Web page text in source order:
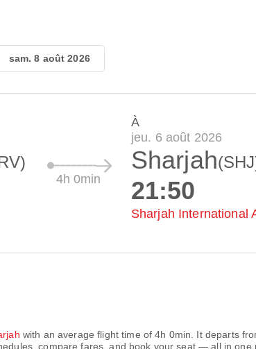
sam. 8 août 2026
4h 0min
À
jeu. 6 août 2026
Sharjah
21:50
Sharjah International
with an average flight time of4h 0min . It departs
compare fares, and book your seat — all in one